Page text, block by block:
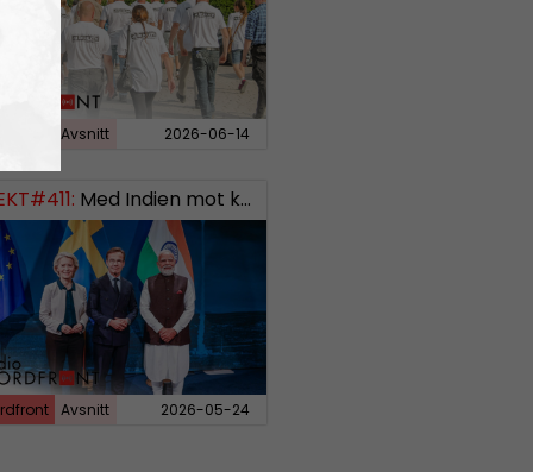
Avsnitt 2026-06-14
Med Indien mot kosmos SWISH: 0700738064
Avsnitt 2026-05-24